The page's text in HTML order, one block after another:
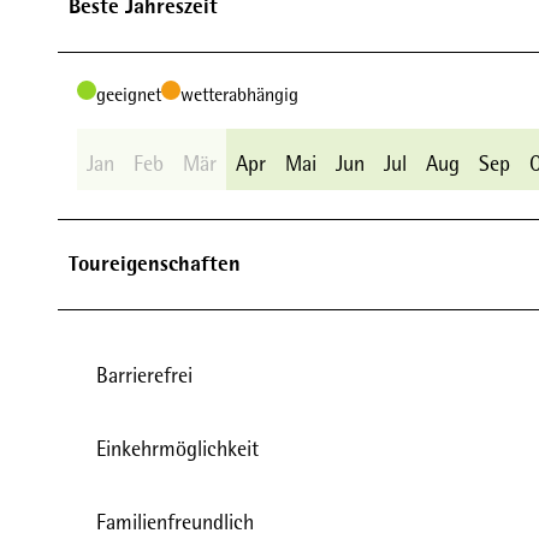
Beste Jahreszeit
geeignet wetterabhängig
Jan Feb Mär Apr Mai Jun Jul Aug Sep
Toureigenschaften
Barrierefrei
Einkehrmöglichkeit
Familienfreundlich